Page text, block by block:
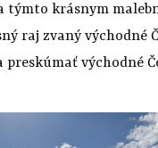
týmto krásnym
raj zvaný východné
preskúmať východné